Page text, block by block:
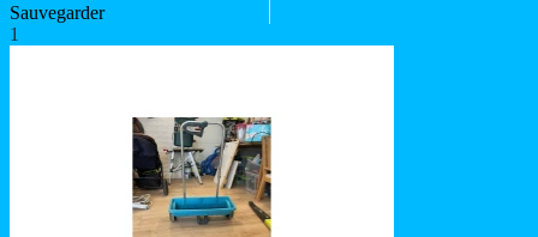
Sauvegarder
1